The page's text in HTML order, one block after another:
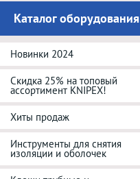
Каталог оборудования
Новинки 2024
Скидка 25% на топовый
ассортимент KNIPEX!
Хиты продаж
Инструменты для снятия
изоляции и оболочек